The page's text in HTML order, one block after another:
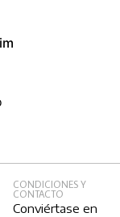
CONDICIONES Y
CONTACTO
Conviértase en